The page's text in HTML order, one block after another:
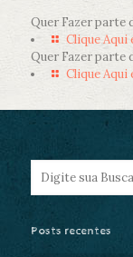
Quer Fazer parte
Clique Aqui
Quer Fazer parte
Clique Aqui
Posts recentes